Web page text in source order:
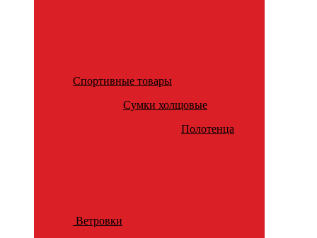
Спортивные товары
Сумки холщовые
Полотенца
Ветровки